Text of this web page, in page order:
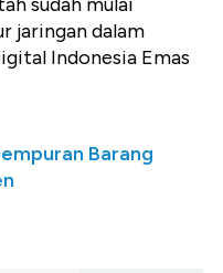
jaringan dalam
Indonesia Emas
Barang